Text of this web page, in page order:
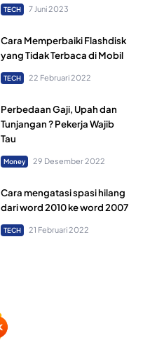
TECH 7 Juni 2023
Cara Memperbaiki Flashdisk
yang Tidak Terbaca di Mobil
TECH 22 Februari 2022
Perbedaan Gaji, Upah dan
Tunjangan ? Pekerja Wajib
Tau
Money 29 Desember 2022
Cara mengatasi spasi hilang
dari word 2010 ke word 2007
TECH 21 Februari 2022